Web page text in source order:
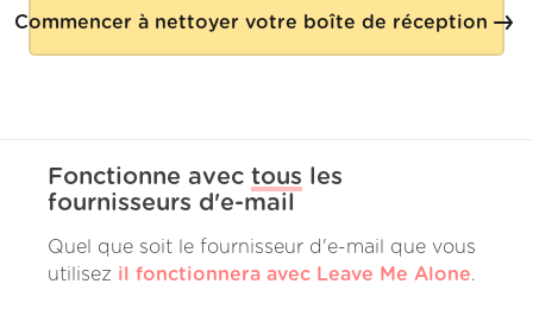
Commencer à nettoyer votre boîte de réception
Fonctionne avec tous
les
fournisseurs d'e-mail
Quel que soit le fournisseur d'e-mail que vous
utilisez il fonctionnera avec Leave Me Alone.